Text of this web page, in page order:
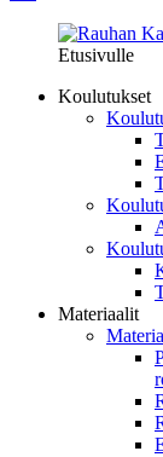
Etusivulle
Koulutukset
Materiaalit